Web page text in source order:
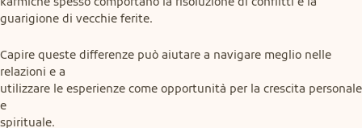
guarigione di vecchie ferite.
Capire queste differenze può aiutare a navigare meglio nelle
relazioni e a
utilizzare le esperienze come opportunità per la crescita personale
e
spirituale.